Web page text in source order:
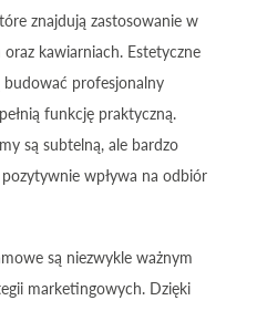
znajdują zastosowanie w
kawiarniach. Estetyczne
budować profesjonalny
funkcję praktyczną.
są subtelną, ale bardzo
wpływa na odbiór
są niezwykle ważnym
marketingowych. Dzięki